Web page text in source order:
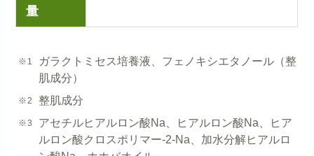
量
ガラクトミセス培養液、フェノキシエタノール（整
肌成分）
整肌成分
アセチルヒアルロン酸Na、ヒアルロン酸Na、ヒア
ルロン酸クロスポリマー-2-Na、加水分解ヒアルロ